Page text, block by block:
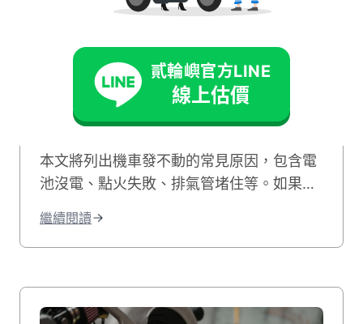
貳輪嶼官方LINE
線上估價
機車發不動怎麼辦？6個
可能原因與排除方法全解
本文將列出機車發不動的常見原因，包含電
池沒電、點火失敗、排氣管堵住等。如果您
除的方法，讓您快速解決機車無法發動的困
境！
繼續閱讀